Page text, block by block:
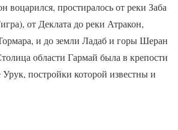
воцарился, простиралось от реки Заба
от Деклата до реки Атракон,
и до земли Ладаб и горы Шеран
области Гармай была в крепости
постройки которой известны и